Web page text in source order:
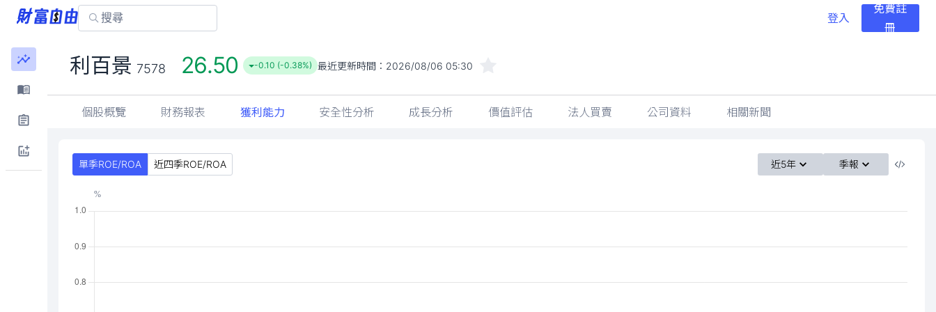
登入
免費註
冊
利百景 7578 26.50 -0.10 (-0.38%) 最近更新時間： 2026/08/06 05:30
個股概覽 財務報表 獲利能力 安全性分析 成長分析 價值評估 法人買賣 公司資料 相關新聞
單季ROE/ROA 近四季ROE/ROA 近5年 季報